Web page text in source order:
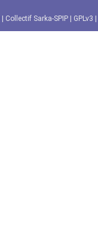
Collectif Sarka-SPIP GPLv3